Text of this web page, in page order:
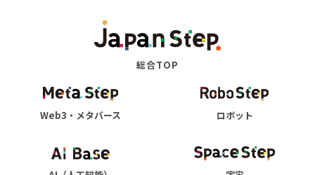
総合TOP
Web3・メタバース ロボット